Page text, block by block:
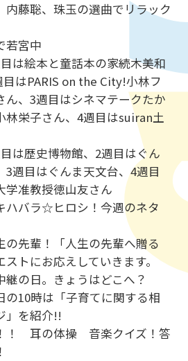
藤聡、珠玉の選曲でリラック
若宮中
は絵本と童話本の家続木美和
目はPARIS on the City!小林フ
ん、3週目はシネマテークたか
林栄子さん、4週目はsuiran土
は歴史博物館、2週目はぐん
3週目はぐんま天文台、4週目
学准教授徳山友さん
ハバラ☆ヒロシ！今週のネタ
の先輩！「人生の先輩へ贈る
ストにお応えしていきます。
の日。きょうはどこへ？
10時は「子育てに関する相
」を紹介!!
！ 耳の体操 音楽クイズ！答